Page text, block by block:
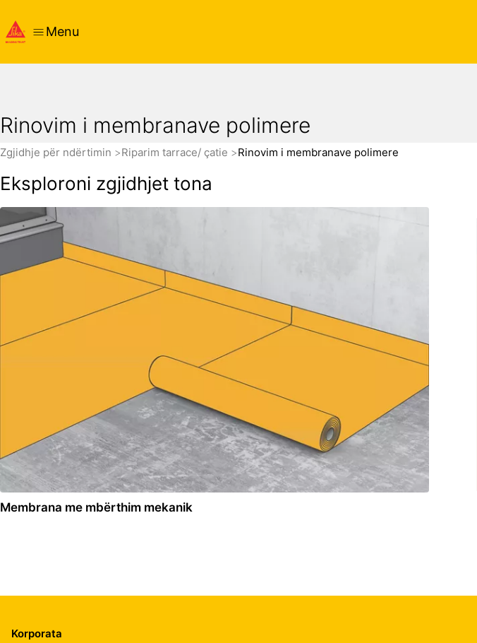
Menu
Rinovim i membranave polimere
Zgjidhje për ndërtimin Riparim tarrace/ çatie Rinovim i membranave polimere
Eksploroni zgjidhjet tona
Membrana me mbërthim mekanik
Korporata